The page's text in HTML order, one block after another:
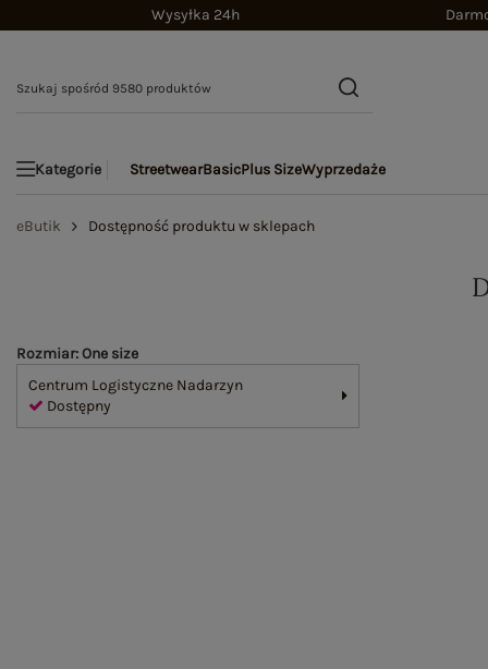
Wysyłka 24h
Kategorie StreetwearBasicPlus SizeWyprzedaże
eButik Dostępność produktu w sklepach
Rozmiar: One size
Centrum Logistyczne Nadarzyn
Dostępny